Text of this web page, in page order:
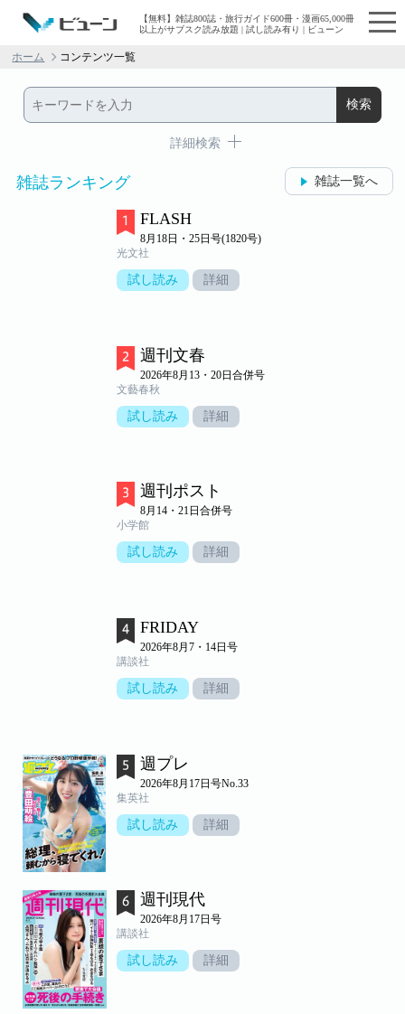
【無料】雑誌800誌・旅行ガイド600冊・漫画65,000冊
以上がサブスク読み放題 | 試し読み有り | ビューン
ホーム コンテンツ一覧
詳細検索
雑誌ランキング 雑誌一覧へ
FLASH
8月18日・25日号(1820号)
光文社
試し読み 詳細
週刊文春
2026年8月13・20日合併号
文藝春秋
試し読み 詳細
週刊ポスト
8月14・21日合併号
小学館
試し読み 詳細
FRIDAY
2026年8月7・14日号
講談社
試し読み 詳細
週プレ
2026年8月17日号No.33
集英社
試し読み 詳細
週刊現代
2026年8月17日号
講談社
試し読み 詳細